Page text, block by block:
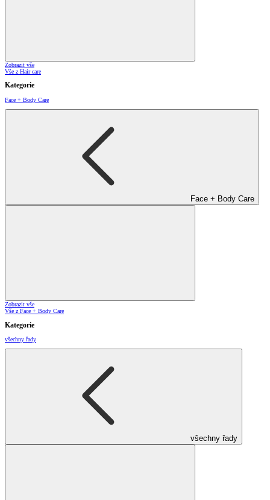
Zobrazit vše
Vše z Hair care
Kategorie
Face + Body Care
Face + Body Care
Zobrazit vše
Vše z Face + Body Care
Kategorie
všechny řady
všechny řady